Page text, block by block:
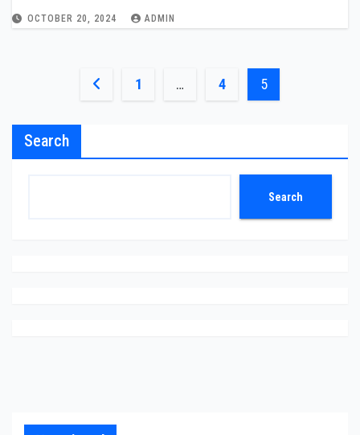
OCTOBER 20, 2024 ADMIN
Posts
pagination
1 … 4 5
Search
Search